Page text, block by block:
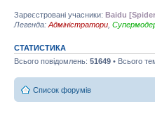
Зареєстровані учасники: Baidu
Легенда: Адміністратори
СТАТИСТИКА
Всього повідомлень: 51649 • Всього
Список форумів